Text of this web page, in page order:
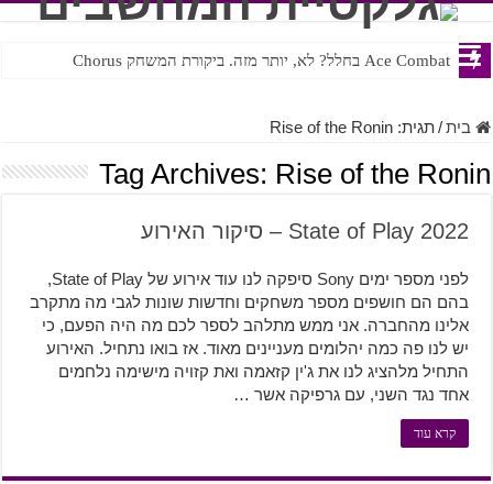
Ace Combat בחלל? לא, יותר מזה. ביקורת המשחק Chorus
Steven Universe והשירים שתורגמו בצורה נוראית לעברית
בית/תגית:Rise of the Ronin
Tag Archives: Rise of the Ronin
State of Play 2022 – סיקור האירוע
לפני מספר ימים Sony סיפקה לנו עוד אירוע של State of Play,
בהם הם חושפים מספר משחקים וחדשות שונות לגבי מה מתקרב
אלינו מהחברה. אני ממש מתלהב לספר לכם מה היה הפעם, כי
יש לנו פה כמה יהלומים מעניינים מאוד. אז בואו נתחיל. האירוע
התחיל מלהציג לנו את ג'ין קזאמה ואת קזויה מישימה נלחמים
אחד נגד השני, עם גרפיקה אשר …
קרא עוד